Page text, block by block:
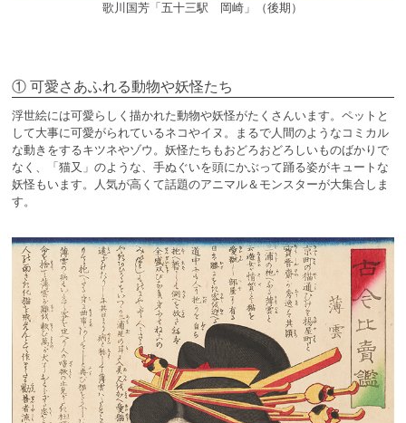
歌川国芳「五十三駅 岡崎」（後期）
① 可愛さあふれる動物や妖怪たち
浮世絵には可愛らしく描かれた動物や妖怪がたくさんいます。ペットと
して大事に可愛がられているネコやイヌ。まるで人間のようなコミカル
な動きをするキツネやゾウ。妖怪たちもおどろおどろしいものばかりで
なく、「猫又」のような、手ぬぐいを頭にかぶって踊る姿がキュートな
妖怪もいます。人気が高くて話題のアニマル＆モンスターが大集合しま
す。